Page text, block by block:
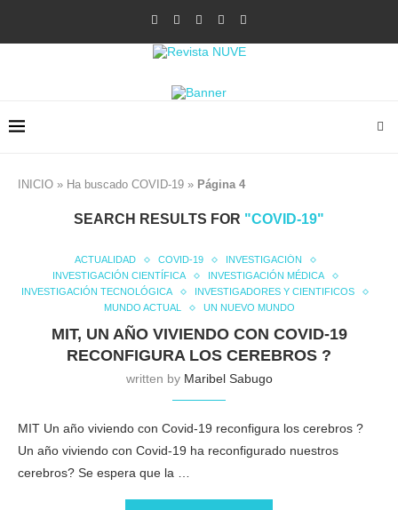
INICIO » Ha buscado COVID-19 » Página 4
SEARCH RESULTS FOR "COVID-19"
ACTUALIDAD COVID-19
INVESTIGACIÓN
INVESTIGACIÓN CIENTÍFICA
INVESTIGACIÓN MÉDICA
INVESTIGACIÓN TECNOLÓGICA
INVESTIGADORES Y CIENTIFICOS
MUNDO ACTUAL
UN NUEVO MUNDO
MIT, UN AÑO VIVIENDO CON COVID-19
RECONFIGURA LOS CEREBROS ?
written by Maribel Sabugo
MIT Un año viviendo con Covid-19 reconfigura los cerebros ?
Un año viviendo con Covid-19 ha reconfigurado nuestros
cerebros? Se espera que la …